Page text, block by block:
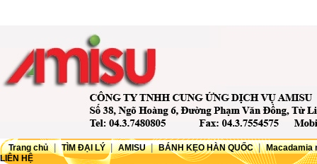
Trang chủ | TÌM ĐẠI LÝ | AMISU | BÁNH KẸO HÀN QUỐC | Macadamia
LIÊN HỆ